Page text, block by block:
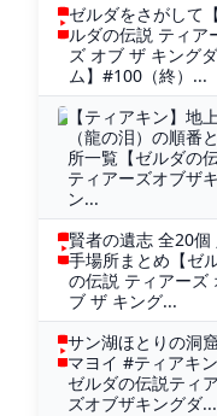
ゼルダをさがして
ルダの伝説 ティア
ズ オブ ザ キングダ
ム】#100（終）...
【ティアキン】地
（龍の泪）の順番
所一覧【ゼルダの
ティアーズオブザキ
ン...
賢者の遺志 全20個
手場所まとめ【ゼ
の伝説 ティアーズ
ブ ザ キング...
サン湖ほとりの洞
マヨイ #ティアキ
ゼルダの伝説ティ
ズオブザキングダ...